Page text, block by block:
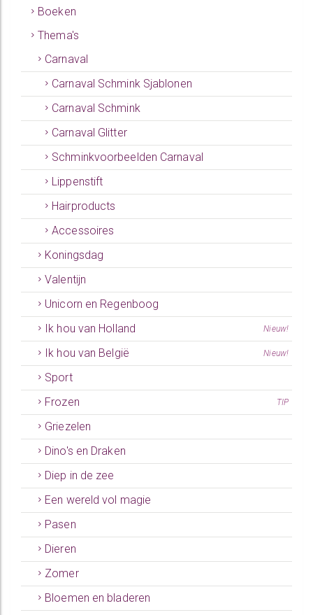
Boeken
Thema's
Carnaval
Carnaval Schmink Sjablonen
Carnaval Schmink
Carnaval Glitter
Schminkvoorbeelden Carnaval
Lippenstift
Hairproducts
Accessoires
Koningsdag
Valentijn
Unicorn en Regenboog
Ik hou van Holland
Nieuw!
Ik hou van België Nieuw!
Sport
Frozen
TIP
Griezelen
Dino's en Draken
Diep in de zee
Een wereld vol magie
Pasen
Dieren
Zomer
Bloemen en bladeren